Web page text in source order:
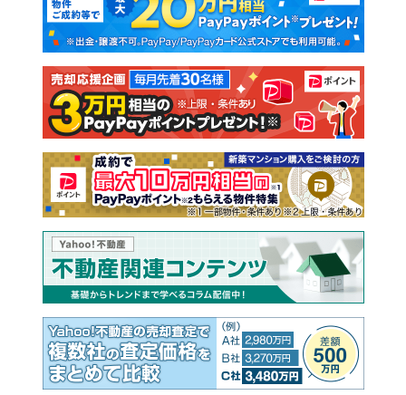
新築一戸建て 中古一戸建て
注文住宅 土地
売却査定